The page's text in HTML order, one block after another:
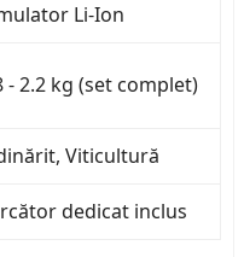
Li-Ion
- 2.2 kg (set complet)
Viticultură
dedicat inclus